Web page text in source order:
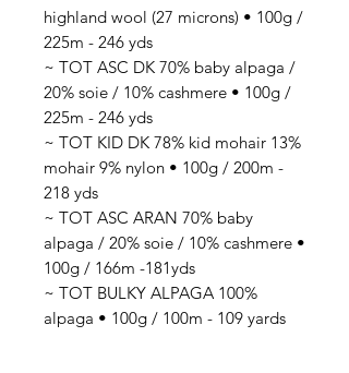
highland wool (27 microns) • 100g /
225m - 246 yds
~ TOT ASC DK 70% baby alpaga /
20% soie / 10% cashmere • 100g /
225m - 246 yds
~ TOT KID DK 78% kid mohair 13%
mohair 9% nylon • 100g / 200m -
218 yds
~ TOT ASC ARAN 70% baby
alpaga / 20% soie / 10% cashmere •
100g / 166m -181yds
~ TOT BULKY ALPAGA 100%
alpaga • 100g / 100m - 109 yards